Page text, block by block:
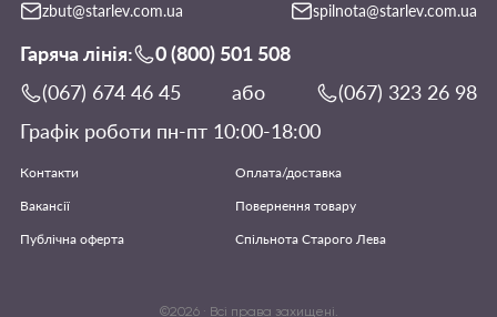
zbut@starlev.com.ua
spilnota@starlev.com.ua
Гаряча лінія:
0 (800) 501 508
(067) 674 46 45
або
(067) 323 26 98
Графік роботи пн-пт 10:00-18:00
Контакти
Оплата/доставка
Вакансії
Повернення товару
Публічна оферта
Спільнота Старого Лева
©2026· Всі права захищені.